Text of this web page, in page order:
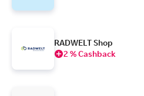
RADWELT Shop
2 % Cashback